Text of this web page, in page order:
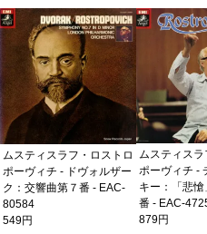
ムスティスラフ・ロストロ
ポーヴィチ - ドヴォルザー
ク：交響曲第７番 - EAC-
80584
549円
ムスティス
ポーヴィチ -
キー：「悲愴
番 - EAC-
879円